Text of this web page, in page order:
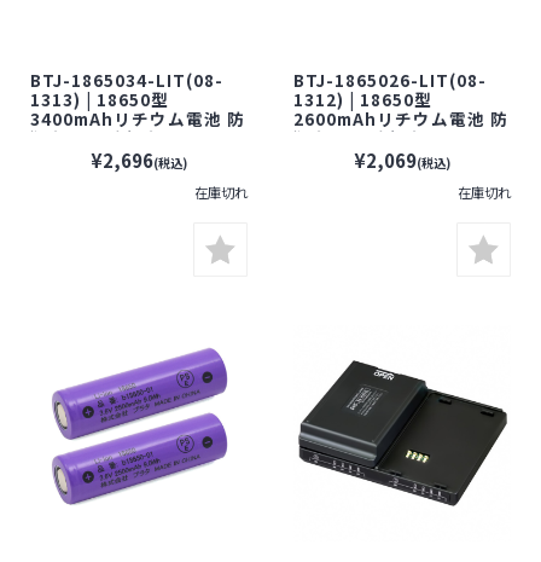
BTJ-1865034-LIT(08-
1313) | 18650型
3400mAhリチウム電池 防
犯カメラ 監視カメラ
¥2,696(税込)
在庫切れ
BTJ-1865026-LIT(08-
1312) | 18650型
2600mAhリチウム電池 防
犯カメラ 監視カメラ
¥2,069(税込)
在庫切れ